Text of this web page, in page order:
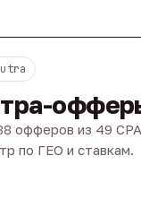
офферов из 49
по ГЕО и ставкам.